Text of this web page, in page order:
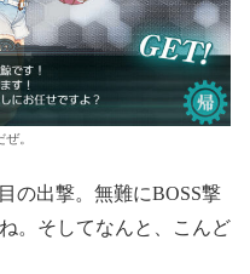
。
の出撃。無難にBOSS撃
。そしてなんと、こんど